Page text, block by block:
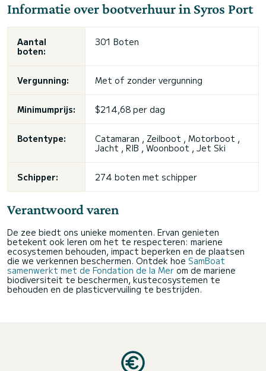
Informatie over bootverhuur in Syros Port
Aantal
boten:
301 Boten
Vergunning: Met of zonder vergunning
Minimumprijs: $214,68 per dag
Botentype:
Catamaran , Zeilboot , Motorboot ,
Jacht , RIB , Woonboot , Jet Ski
Schipper: 274 boten met schipper
Verantwoord varen
De zee biedt ons unieke momenten. Ervan genieten
betekent ook leren om het te respecteren: mariene
ecosystemen behouden, impact beperken en de plaatsen
die we verkennen beschermen. Ontdek hoe SamBoat
samenwerkt met de Fondation de la Mer om de mariene
biodiversiteit te beschermen, kustecosystemen te
behouden en de plasticvervuiling te bestrijden.